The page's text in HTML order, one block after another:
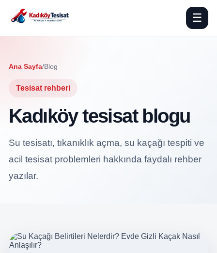
☰
Ana Sayfa/Blog
Tesisat rehberi
Kadıköy tesisat blogu
Su tesisatı, tıkanıklık açma, su kaçağı tespiti ve
acil tesisat problemleri hakkında faydalı rehber
yazılar.